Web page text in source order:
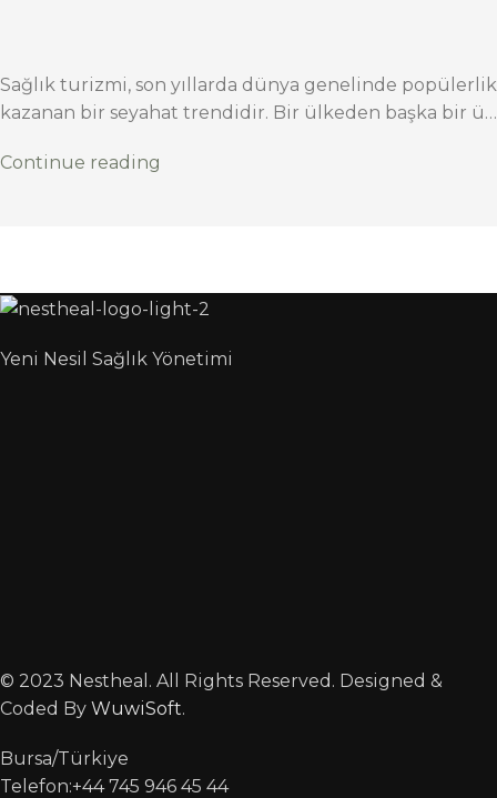
Sağlık turizmi, son yıllarda dünya genelinde popülerlik
kazanan bir seyahat trendidir. Bir ülkeden başka bir ü…
Continue reading
Yeni Nesil Sağlık Yönetimi
© 2023 Nestheal. All Rights Reserved. Designed &
Coded By WuwiSoft.
Bursa/Türkiye
Telefon:+44 745 946 45 44